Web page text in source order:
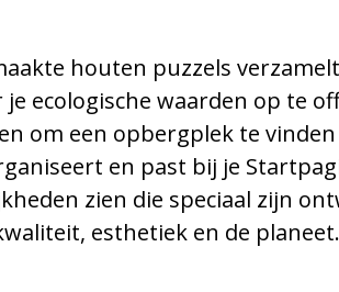
houten puzzels
ecologische waarden op te
om een opbergplek te
en past bij je
zien die speciaal zijn
esthetiek en de planeet.